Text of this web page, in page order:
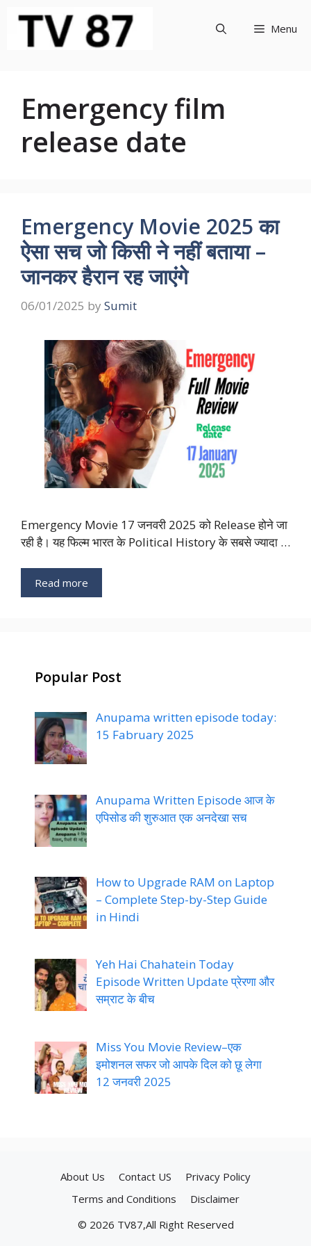
content
Menu
Emergency film
release date
Emergency Movie 2025 का
ऐसा सच जो किसी ने नहीं बताया –
जानकर हैरान रह जाएंगे
06/01/2025 by Sumit
Emergency Movie 17 जनवरी 2025 को Release होने जा
रही है। यह फिल्म भारत के Political History के सबसे ज्यादा …
Read more
Popular Post
Anupama written episode today:
15 Fabruary 2025
Anupama Written Episode आज के
एपिसोड की शुरुआत एक अनदेखा सच
How to Upgrade RAM on Laptop
– Complete Step-by-Step Guide
in Hindi
Yeh Hai Chahatein Today
Episode Written Update प्रेरणा और
सम्राट के बीच
Miss You Movie Review–एक
इमोशनल सफर जो आपके दिल को छू लेगा
12 जनवरी 2025
About Us Contact US
Privacy Policy
Terms and Conditions
Disclaimer
© 2026 TV87,All Right Reserved